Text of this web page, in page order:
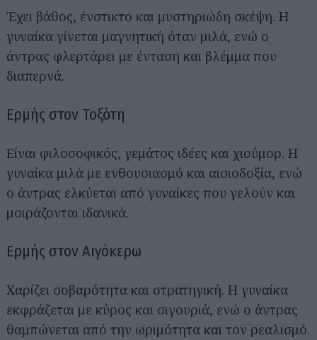
Έχει βάθος, ένστικτο και μυστηριώδη σκέψη. Η
γυναίκα γίνεται μαγνητική όταν μιλά, ενώ ο
άντρας φλερτάρει με ένταση και βλέμμα που
διαπερνά.
Ερμής στον Τοξότη
Είναι φιλοσοφικός, γεμάτος ιδέες και χιούμορ. Η
γυναίκα μιλά με ενθουσιασμό και αισιοδοξία, ενώ
ο άντρας ελκύεται από γυναίκες που γελούν και
μοιράζονται ιδανικά.
Ερμής στον Αιγόκερω
Χαρίζει σοβαρότητα και στρατηγική. Η γυναίκα
εκφράζεται με κύρος και σιγουριά, ενώ ο άντρας
θαμπώνεται από την ωριμότητα και τον ρεαλισμό.